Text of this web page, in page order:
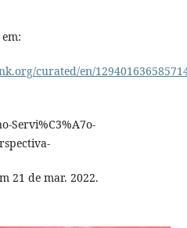
curated/en/
Servi%C3%A7o-
21 de mar. 2022.